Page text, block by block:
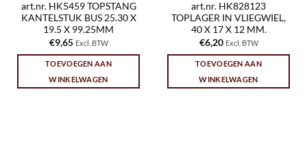
art.nr. HK5459 TOPSTANG
KANTELSTUK BUS 25.30 X
19.5 X 99.25MM
€9,65 Excl. BTW
TOEVOEGEN AAN
WINKELWAGEN
art.nr. HK828123
TOPLAGER IN VLIEGWIEL,
40 X 17 X 12 MM.
€6,20 Excl. BTW
TOEVOEGEN AAN
WINKELWAGEN